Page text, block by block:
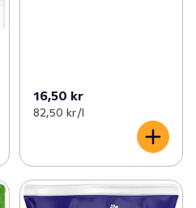
16,50 kr
82,50 kr /l